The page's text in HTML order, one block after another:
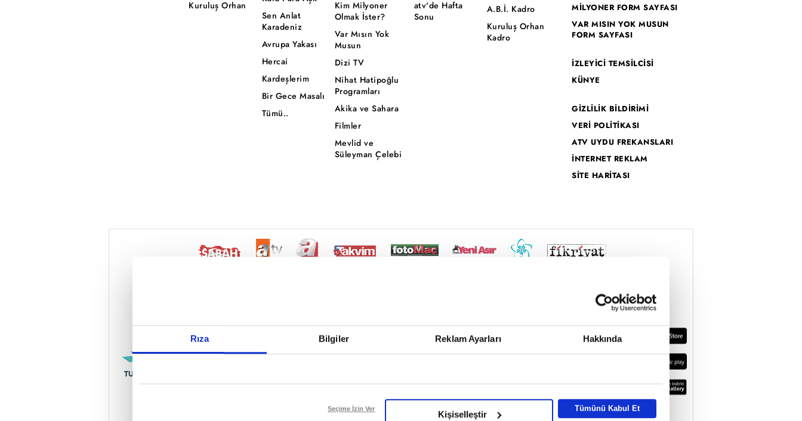
Rıza Bilgiler Reklam Ayarları Hakkında
Reddet
Seçime İzin Ver
Kişiselleştir
Tümünü Kabul Et
Kuruluş Orhan
Sen Anlat
Karadeniz
Avrupa Yakası
Hercai
Kardeşlerim
Bir Gece Masalı
Tümü..
Kim Milyoner
Olmak İster?
Var Mısın Yok
Musun
Dizi TV
Nihat Hatipoğlu
Programları
Akika ve Sahara
Filmler
Mevlid ve
Süleyman Çelebi
atv'de Hafta
Sonu
A.B.İ. Kadro
Kuruluş Orhan
Kadro
MİLYONER FORM SAYFASI
VAR MISIN YOK MUSUN
FORM SAYFASI
İZLEYİCİ TEMSİLCİSİ
KÜNYE
GİZLİLİK BİLDİRİMİ
VERİ POLİTİKASI
ATV UYDU FREKANSLARI
İNTERNET REKLAM
SİTE HARİTASI